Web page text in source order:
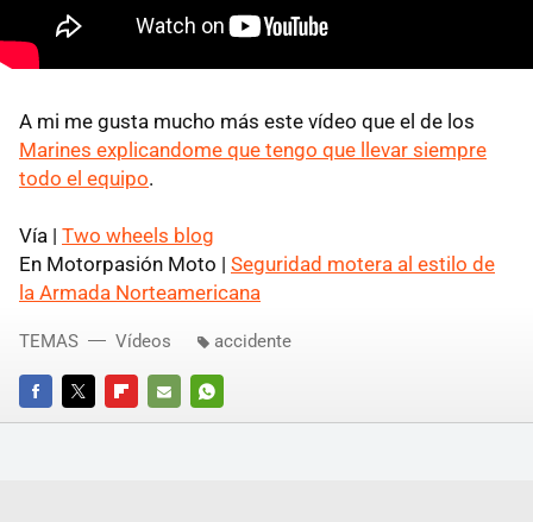
A mi me gusta mucho más este vídeo que el de los
Marines explicandome que tengo que llevar siempre
todo el equipo.
Vía | Two wheels blog
En Motorpasión Moto | Seguridad motera al estilo de
la Armada Norteamericana
FACEBOOKTWITTERFLIPBOARD
E-
WHATSAPP
TEMAS Vídeos accidente